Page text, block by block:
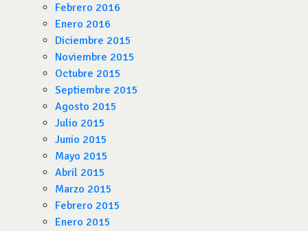
Febrero 2016
Enero 2016
Diciembre 2015
Noviembre 2015
Octubre 2015
Septiembre 2015
Agosto 2015
Julio 2015
Junio 2015
Mayo 2015
Abril 2015
Marzo 2015
Febrero 2015
Enero 2015